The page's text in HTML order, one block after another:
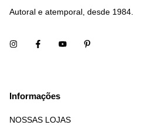
Autoral e atemporal, desde 1984.
Informações
NOSSAS LOJAS